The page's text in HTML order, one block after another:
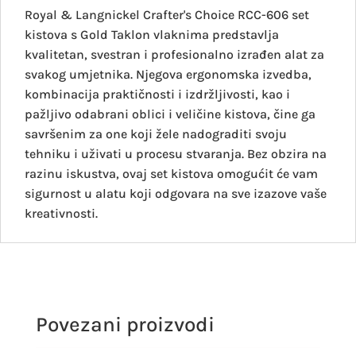
Royal & Langnickel Crafter's Choice RCC-606 set
kistova s Gold Taklon vlaknima predstavlja
kvalitetan, svestran i profesionalno izrađen alat za
svakog umjetnika. Njegova ergonomska izvedba,
kombinacija praktičnosti i izdržljivosti, kao i
pažljivo odabrani oblici i veličine kistova, čine ga
savršenim za one koji žele nadograditi svoju
tehniku i uživati u procesu stvaranja. Bez obzira na
razinu iskustva, ovaj set kistova omogućit će vam
sigurnost u alatu koji odgovara na sve izazove vaše
kreativnosti.
Povezani proizvodi